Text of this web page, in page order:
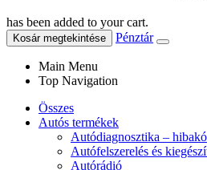
has been added to your cart.
Kosár megtekintése Pénztár
Main Menu
Top Navigation
Összes
Autós termékek
Autódiagnosztika –
Autófelszerelés és
Autórádió